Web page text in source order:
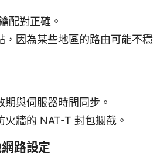
配對正確。
，因為某些地區的路由可能不穩
期與伺服器時間同步。
火牆的 NAT-T 封包攔截。
路設定